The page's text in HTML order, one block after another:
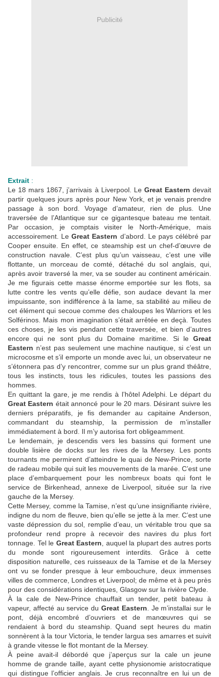
Publicité
Extrait :
Le 18 mars 1867, j’arrivais à Liverpool. Le Great Eastern devait
partir quelques jours après pour New York, et je venais prendre
passage à son bord. Voyage d’amateur, rien de plus. Une
traversée de l’Atlantique sur ce gigantesque bateau me tentait.
Par occasion, je comptais visiter le North-Amérique, mais
accessoirement. LeGreat Eastern d’abord. Le pays célébré par
Cooper ensuite. En effet, ce steamship est un chef-d’œuvre de
construction navale. C’est plus qu’un vaisseau, c’est une ville
flottante, un morceau de comté, détaché du sol anglais, qui,
après avoir traversé la mer, va se souder au continent américain.
Je me figurais cette masse énorme emportée sur les flots, sa
lutte contre les vents qu’elle défie, son audace devant la mer
impuissante, son indifférence à la lame, sa stabilité au milieu de
cet élément qui secoue comme des chaloupes les Warriors et les
Solférinos. Mais mon imagination s’était arrêtée en deçà. Toutes
ces choses, je les vis pendant cette traversée, et bien d’autres
encore qui ne sont plus du Domaine maritime. Si le Great
Eastern n’est pas seulement une machine nautique, si c’est un
microcosme et s’il emporte un monde avec lui, un observateur ne
s’étonnera pas d’y rencontrer, comme sur un plus grand théâtre,
tous les instincts, tous les ridicules, toutes les passions des
hommes.
En quittant la gare, je me rendis à l’hôtel Adelphi. Le départ du
Great Eastern était annoncé pour le 20 mars. Désirant suivre les
derniers préparatifs, je fis demander au capitaine Anderson,
commandant du steamship, la permission de m’installer
immédiatement à bord. Il m’y autorisa fort obligeamment.
Le lendemain, je descendis vers les bassins qui forment une
double lisière de docks sur les rives de la Mersey. Les ponts
tournants me permirent d’atteindre le quai de New-Prince, sorte
de radeau mobile qui suit les mouvements de la marée. C’est une
place d’embarquement pour les nombreux boats qui font le
service de Birkenhead, annexe de Liverpool, située sur la rive
gauche de la Mersey.
Cette Mersey, comme la Tamise, n’est qu’une insignifiante rivière,
indigne du nom de fleuve, bien qu’elle se jette à la mer. C’est une
vaste dépression du sol, remplie d’eau, un véritable trou que sa
profondeur rend propre à recevoir des navires du plus fort
tonnage. Tel le Great Eastern , auquel la plupart des autres ports
du monde sont rigoureusement interdits. Grâce à cette
disposition naturelle, ces ruisseaux de la Tamise et de la Mersey
ont vu se fonder presque à leur embouchure, deux immenses
villes de commerce, Londres et Liverpool; de même et à peu près
pour des considérations identiques, Glasgow sur la rivière Clyde.
À la cale de New-Prince chauffait un tender, petit bateau à
vapeur, affecté au service du Great Eastern . Je m’installai sur le
pont, déjà encombré d’ouvriers et de manœuvres qui se
rendaient à bord du steamship. Quand sept heures du matin
sonnèrent à la tour Victoria, le tender largua ses amarres et suivit
à grande vitesse le flot montant de la Mersey.
À peine avait-il débordé que j’aperçus sur la cale un jeune
homme de grande taille, ayant cette physionomie aristocratique
qui distingue l’officier anglais. Je crus reconnaître en lui un de